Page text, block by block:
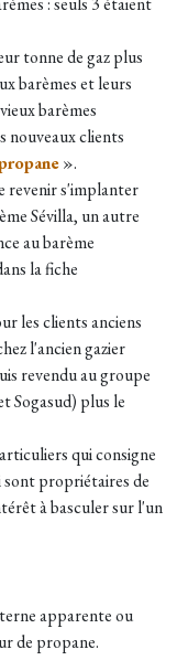
tonne de gaz plus
barèmes et leurs
barèmes
nouveaux clients
».
revenir s'implanter
Sévilla, un autre
au barème
la fiche
les clients anciens
l'ancien gazier
revendu au groupe
Sogasud) plus le
qui consigne
propriétaires de
à basculer sur l'un
apparente ou
de propane.